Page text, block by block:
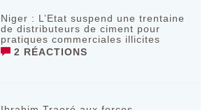
Niger : L’Etat suspend une trentaine
de distributeurs de ciment pour
pratiques commerciales illicites
2 RÉACTIONS